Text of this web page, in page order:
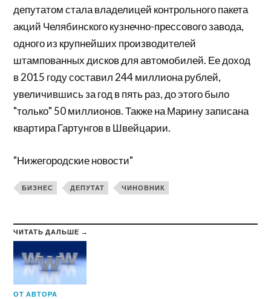
депутатом стала владелицей контрольного пакета
акций Челябинского кузнечно-прессового завода,
одного из крупнейших производителей
штампованных дисков для автомобилей. Ее доход
в 2015 году составил 244 миллиона рублей,
увеличившись за год в пять раз, до этого было
"только" 50 миллионов. Также на Марину записана
квартира Гартунгов в Швейцарии.
"Нижегородские новости"
БИЗНЕС ДЕПУТАТ ЧИНОВНИК
ЧИТАТЬ ДАЛЬШЕ →
ОТ АВТОРА